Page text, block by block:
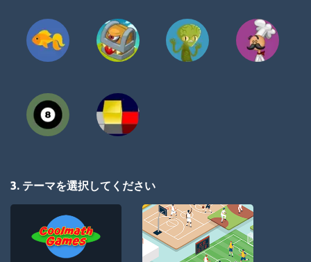
3. テーマを選択してください